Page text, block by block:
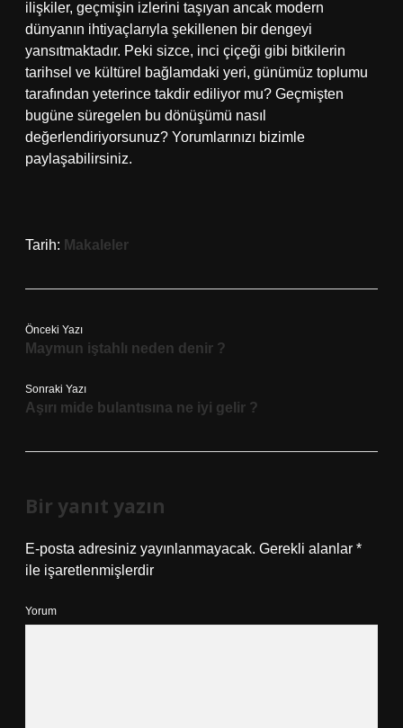
ilişkiler, geçmişin izlerini taşıyan ancak modern
dünyanın ihtiyaçlarıyla şekillenen bir dengeyi
yansıtmaktadır. Peki sizce, inci çiçeği gibi bitkilerin
tarihsel ve kültürel bağlamdaki yeri, günümüz toplumu
tarafından yeterince takdir ediliyor mu? Geçmişten
bugüne süregelen bu dönüşümü nasıl
değerlendiriyorsunuz? Yorumlarınızı bizimle
paylaşabilirsiniz.
Tarih: Makaleler
Önceki Yazı
Maymun iştahlı neden denir ?
Sonraki Yazı
Aşırı mide bulantısına ne iyi gelir ?
Bir yanıt yazın
E-posta adresiniz yayınlanmayacak. Gerekli alanlar *
ile işaretlenmişlerdir
Yorum